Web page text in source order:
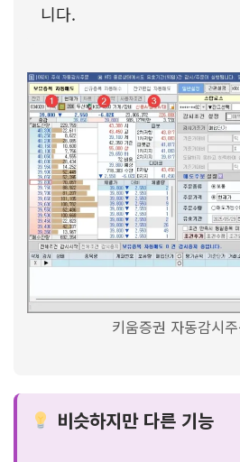
니다.
키움증권 자동감시
비슷하지만 다른 기능